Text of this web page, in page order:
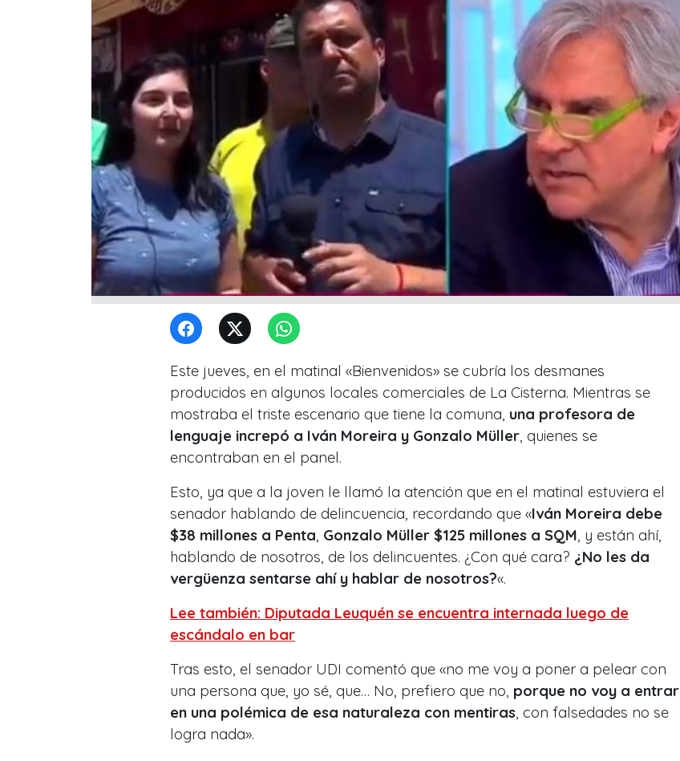
Este jueves, en el matinal «Bienvenidos» se cubría los desmanes
producidos en algunos locales comerciales de La Cisterna. Mientras se
mostraba el triste escenario que tiene la comuna, una profesora de
lenguaje increpó a Iván Moreira y Gonzalo Müller, quienes se
encontraban en el panel.
Esto, ya que a la joven le llamó la atención que en el matinal estuviera el
senador hablando de delincuencia, recordando que «Iván Moreira debe
$38 millones a Penta, Gonzalo Müller $125 millones a SQM, y están ahí,
hablando de nosotros, de los delincuentes. ¿Con qué cara? ¿No les da
vergüenza sentarse ahí y hablar de nosotros?«.
Lee también: Diputada Leuquén se encuentra internada luego de
escándalo en bar
Tras esto, el senador UDI comentó que «no me voy a poner a pelear con
una persona que, yo sé, que… No, prefiero que no, porque no voy a entrar
en una polémica de esa naturaleza con mentiras, con falsedades no se
logra nada».